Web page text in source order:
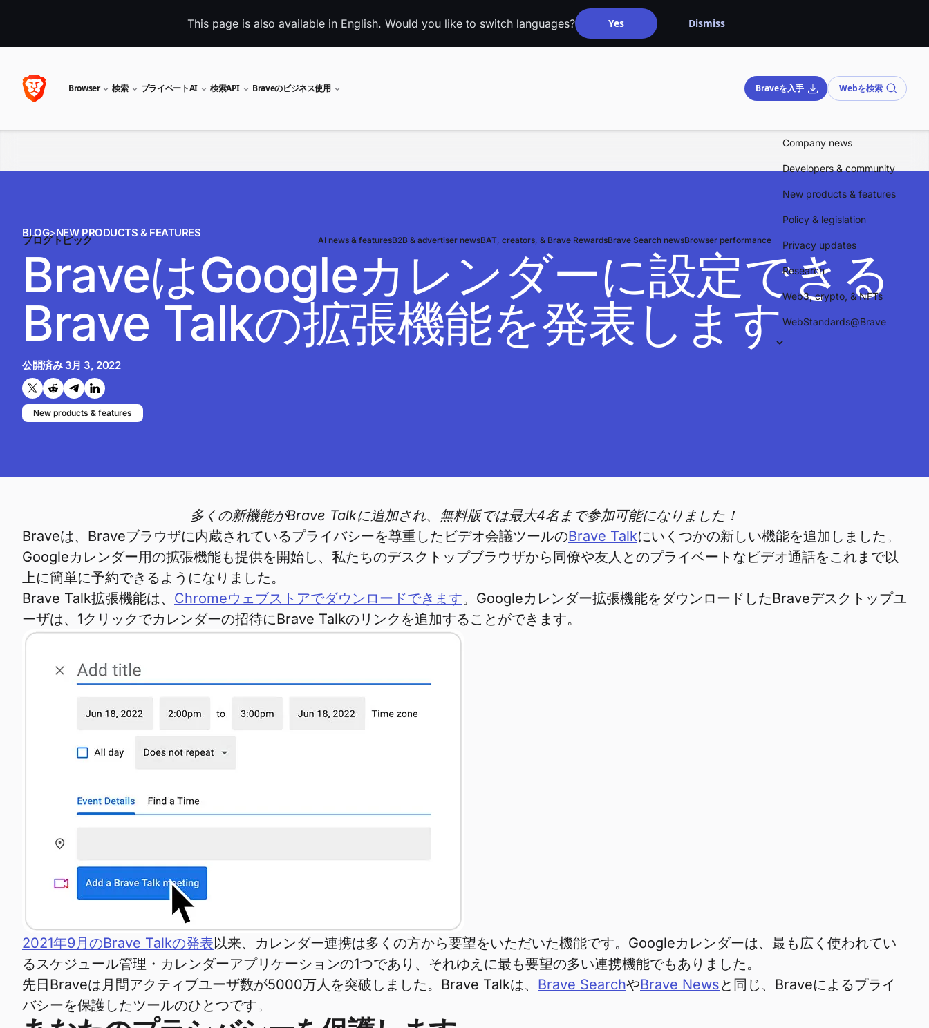
This page is also available in English. Would you like to switch languages? Yes Dismiss
Browser 検索 プライベートAI 検索API Braveのビジネス使用 Braveを入手 Webを検索
ブログトピック AI news & featuresB2B & advertiser newsBAT, creators, & Brave RewardsBrave Search newsBrowser performance
Company news
Developers & community
New products & features
Policy & legislation
Privacy updates
Research
Web3, crypto, & NFTs
WebStandards@Brave
BLOG>NEW PRODUCTS & FEATURES
BraveはGoogleカレンダーに設定できる
Brave Talkの拡張機能を発表します
公開済み 3月 3, 2022
Twitterで共有する
Reddit で共有
Telegramで共有
LinkedInで共有
New products & features
多くの新機能がBrave Talkに追加され、無料版では最大4名まで参加可能になりました！
Braveは、Braveブラウザに内蔵されているプライバシーを尊重したビデオ会議ツールのBrave Talkにいくつかの新しい機能を追加しました。
Googleカレンダー用の拡張機能も提供を開始し、私たちのデスクトップブラウザから同僚や友人とのプライベートなビデオ通話をこれまで以
上に簡単に予約できるようになりました。
Brave Talk拡張機能は、 Chromeウェブストアでダウンロードできます。Googleカレンダー拡張機能をダウンロードしたBraveデスクトップユ
ーザは、1クリックでカレンダーの招待にBrave Talkのリンクを追加することができます。
2021年9月のBrave Talkの発表以来、カレンダー連携は多くの方から要望をいただいた機能です。Googleカレンダーは、最も広く使われてい
るスケジュール管理・カレンダーアプリケーションの1つであり、それゆえに最も要望の多い連携機能でもありました。
先日Braveは月間アクティブユーザ数が5000万人を突破しました。Brave Talkは、 Brave SearchやBrave Newsと同じ、Braveによるプライ
バシーを保護したツールのひとつです。